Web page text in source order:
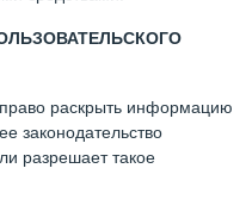
раскрыть информацию
законодательство
разрешает такое